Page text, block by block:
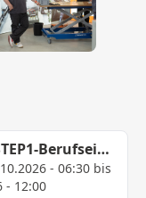
08. - 10.10.2026: STEP1-Berufseinstiegsmesse in Brakel
- 06:30 bis
- 12:00